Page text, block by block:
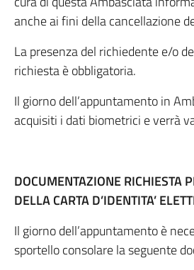
anche ai fini della cancellazione
La presenza del richiedente e/o
richiesta è obbligatoria.
Il giorno dell’appuntamento in
acquisiti i dati biometrici e verrà
DOCUMENTAZIONE RICHIESTA
DELLA CARTA D’IDENTITA’
Il giorno dell’appuntamento è
sportello consolare la seguente